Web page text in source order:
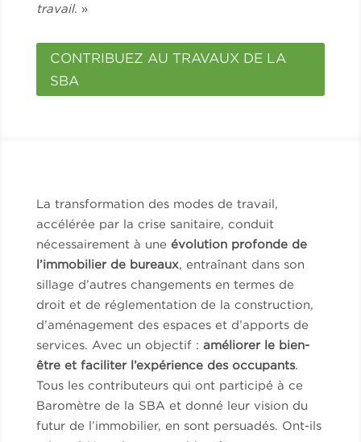
travail. »
CONTRIBUEZ AU TRAVAUX DE LA
SBA
La transformation des modes de travail,
accélérée par la crise sanitaire, conduit
nécessairement à une évolution profonde de
l’immobilier de bureaux, entraînant dans son
sillage d’autres changements en termes de
droit et de réglementation de la construction,
d’aménagement des espaces et d’apports de
services. Avec un objectif : améliorer le bien-
être et faciliter l’expérience des occupants.
Tous les contributeurs qui ont participé à ce
Baromètre de la SBA et donné leur vision du
futur de l’immobilier, en sont persuadés. Ont-ils